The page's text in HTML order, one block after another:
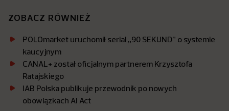
ZOBACZ RÓWNIEŻ
POLOmarket uruchomił serial „90 SEKUND” o systemie
kaucyjnym
CANAL+ został oficjalnym partnerem Krzysztofa
Ratajskiego
IAB Polska publikuje przewodnik po nowych
obowiązkach AI Act